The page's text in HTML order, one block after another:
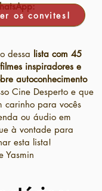
dessa lista com 45
inspiradores e
autoconhecimento
Cine Desperto e que
carinho para vocês
ou áudio em
à vontade para
esta lista!
Yasmin
os convites!